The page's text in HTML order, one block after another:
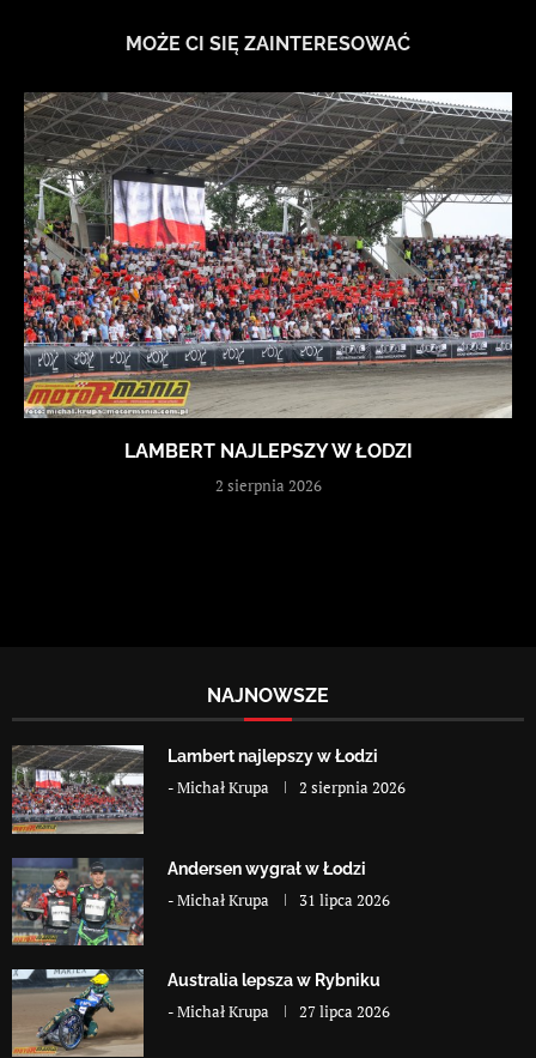
MOŻE CI SIĘ ZAINTERESOWAĆ
LAMBERT NAJLEPSZY W ŁODZI
2 sierpnia 2026
NAJNOWSZE
Lambert najlepszy w Łodzi
-Michał Krupa 2 sierpnia 2026
Andersen wygrał w Łodzi
-Michał Krupa 31 lipca 2026
Australia lepsza w Rybniku
-Michał Krupa 27 lipca 2026